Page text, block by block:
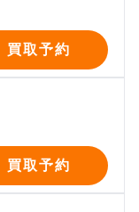
買取予約
買取予約